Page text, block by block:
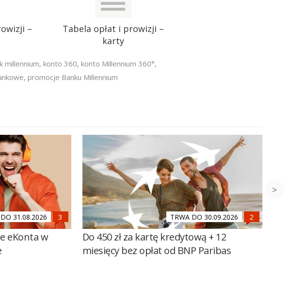
–
Tabela opłat i prowizji –
karty
millennium, konto 360, konto Millennium 360°,
, promocje Banku Millennium
31.08.2026
eKonta w
TRWA DO 30.09.2026
Do 450 zł za kartę kredytową + 12
miesięcy bez opłat od BNP Paribas